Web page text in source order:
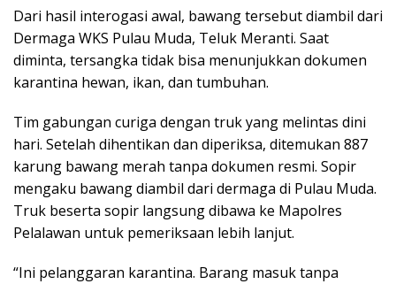
Dari hasil interogasi awal, bawang tersebut diambil dari
Dermaga WKS Pulau Muda, Teluk Meranti. Saat
diminta, tersangka tidak bisa menunjukkan dokumen
karantina hewan, ikan, dan tumbuhan.
Tim gabungan curiga dengan truk yang melintas dini
hari. Setelah dihentikan dan diperiksa, ditemukan 887
karung bawang merah tanpa dokumen resmi. Sopir
mengaku bawang diambil dari dermaga di Pulau Muda.
Truk beserta sopir langsung dibawa ke Mapolres
Pelalawan untuk pemeriksaan lebih lanjut.
“Ini pelanggaran karantina. Barang masuk tanpa